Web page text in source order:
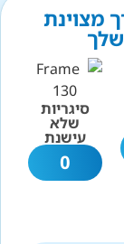
מצוינת
שלך
סיגריות
שלא
עישנת
0